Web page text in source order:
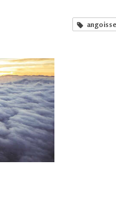
angoisse